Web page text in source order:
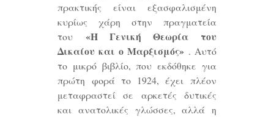
πρακτικής είναι εξασφαλισμένη
κυρίως χάρη στην πραγματεία
του «Η Γενική Θεωρία του
Δικαίου και ο Μαρξισμός». Αυτό
το μικρό βιβλίο, που εκδόθηκε για
πρώτη φορά το 1924, έχει πλέον
μεταφραστεί σε αρκετές δυτικές
και ανατολικές γλώσσες, αλλά η